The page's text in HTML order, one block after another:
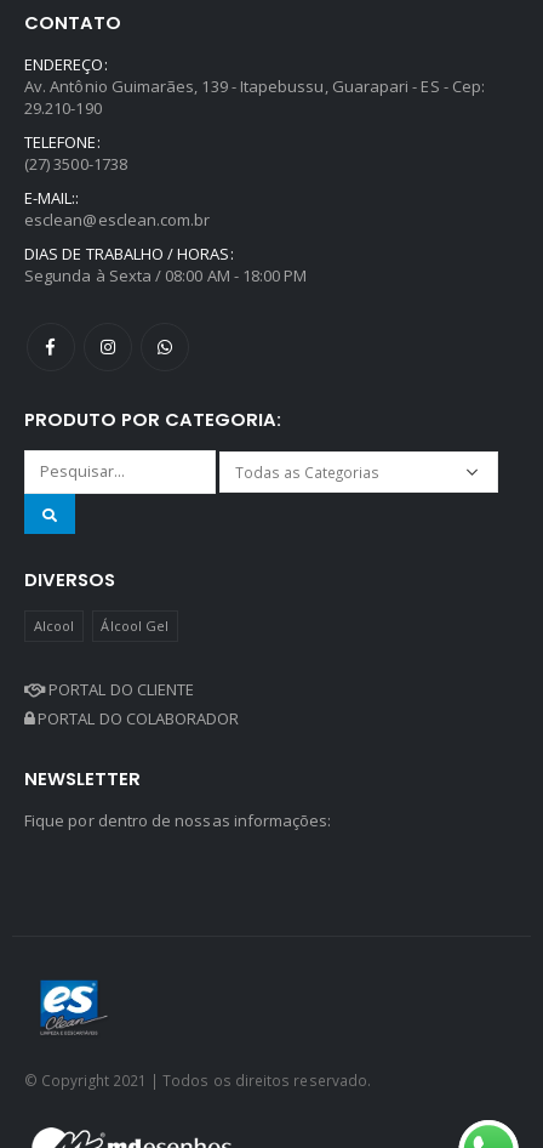
CONTATO
ENDEREÇO:
Av. Antônio Guimarães, 139 - Itapebussu, Guarapari - ES - Cep:
29.210-190
TELEFONE:
(27) 3500-1738
E-MAIL::
esclean@esclean.com.br
DIAS DE TRABALHO / HORAS:
Segunda à Sexta / 08:00 AM - 18:00 PM
PRODUTO POR CATEGORIA:
DIVERSOS
Alcool Álcool Gel
PORTAL DO CLIENTE
PORTAL DO COLABORADOR
NEWSLETTER
Fique por dentro de nossas informações:
© Copyright 2021 | Todos os direitos reservado.